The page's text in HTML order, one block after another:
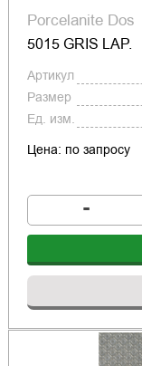
Porcelanite Dos
5015 GRIS LAP.
Артикул
Размер
Ед. изм.
Цена: по запросу
-